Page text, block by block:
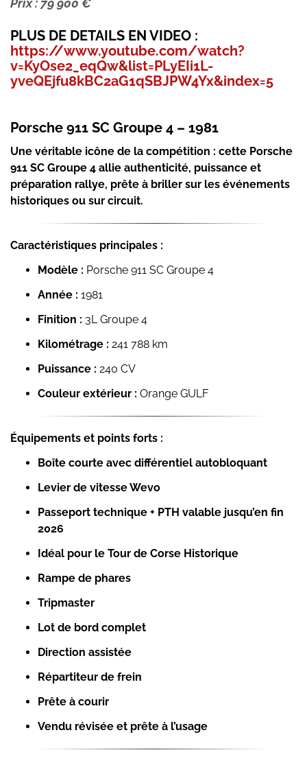
PLUS DE DETAILS EN VIDEO :
https://www.youtube.com/watch?
v=KyOse2_eqQw&list=PLyEIi1L-
yveQEjfu8kBC2aG1qSBJPW4Yx&index=5
Porsche 911 SC Groupe 4 – 1981
Une véritable icône de la compétition : cette Porsche
911 SC Groupe 4 allie authenticité, puissance et
préparation rallye, prête à briller sur les événements
historiques ou sur circuit.
Caractéristiques principales :
Modèle : Porsche 911 SC Groupe 4
Année : 1981
Finition : 3L Groupe 4
Kilométrage : 241 788 km
Puissance : 240 CV
Couleur extérieur : Orange GULF
Équipements et points forts :
Boîte courte avec différentiel autobloquant
Levier de vitesse Wevo
Passeport technique + PTH valable jusqu’en fin
2026
Idéal pour le Tour de Corse Historique
Rampe de phares
Tripmaster
Lot de bord complet
Direction assistée
Répartiteur de frein
Prête à courir
Vendu révisée et prête à l’usage